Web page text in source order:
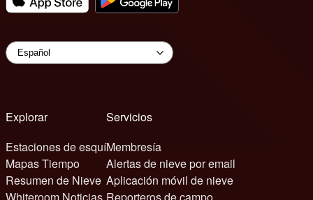
Explorar
Estaciones de esquí
Mapas Tiempo
Resumen de Nieve
Whiteroom Noticias
Servicios
Membresía
Alertas de nieve por email
Aplicación móvil de nieve
Reporteros de campo